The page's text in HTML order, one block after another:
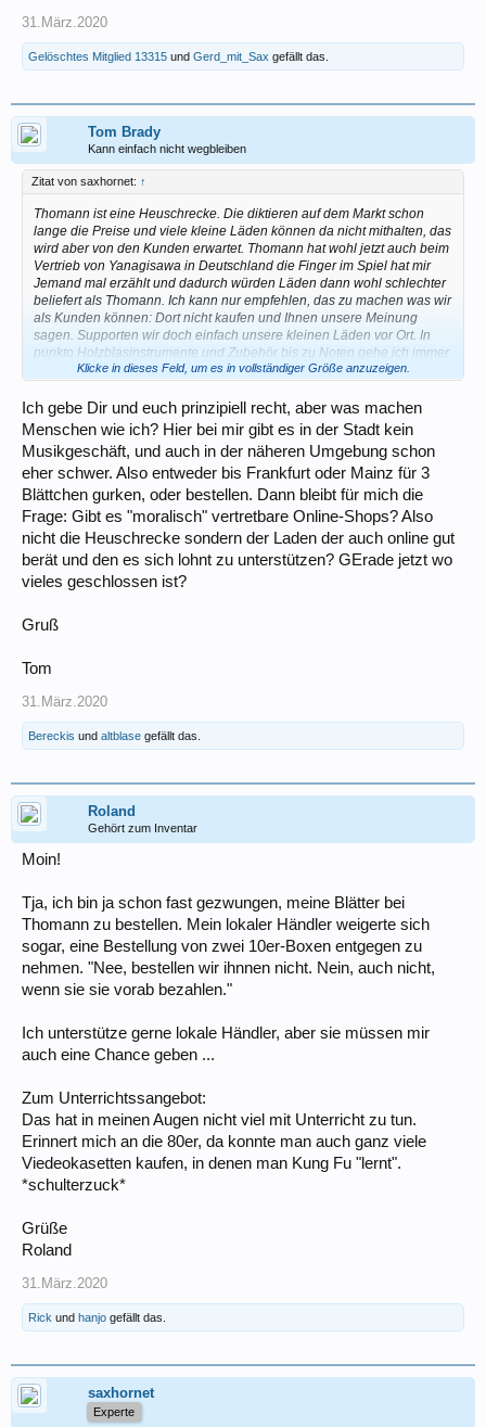
31.März.2020
Gelöschtes Mitglied 13315 und Gerd_mit_Sax gefällt das.
Tom Brady
Kann einfach nicht wegbleiben
Zitat von saxhornet: ↑
Thomann ist eine Heuschrecke. Die diktieren auf dem Markt schon
lange die Preise und viele kleine Läden können da nicht mithalten, das
wird aber von den Kunden erwartet. Thomann hat wohl jetzt auch beim
Vertrieb von Yanagisawa in Deutschland die Finger im Spiel hat mir
Jemand mal erzählt und dadurch würden Läden dann wohl schlechter
beliefert als Thomann. Ich kann nur empfehlen, das zu machen was wir
als Kunden können: Dort nicht kaufen und Ihnen unsere Meinung
sagen. Supporten wir doch einfach unsere kleinen Läden vor Ort. In
punkto Holzblasinstrumente und Zubehör bis zu Noten gehe ich immer
zu meinen 2 Läden hier in Berlin (Holzbläser und Saxophonservice),
steht (kenne die Personen persönlich) und bekomme eine ordentliche
Beratung und Support. Warum sollte bei Thomann der moralische
Kompass besser als bei Adidas hängen?
Klicke in dieses Feld, um es in vollständiger Größe anzuzeigen.
Ich gebe Dir und euch prinzipiell recht, aber was machen
Menschen wie ich? Hier bei mir gibt es in der Stadt kein
Musikgeschäft, und auch in der näheren Umgebung schon
eher schwer. Also entweder bis Frankfurt oder Mainz für 3
Blättchen gurken, oder bestellen. Dann bleibt für mich die
Frage: Gibt es "moralisch" vertretbare Online-Shops? Also
nicht die Heuschrecke sondern der Laden der auch online gut
berät und den es sich lohnt zu unterstützen? GErade jetzt wo
vieles geschlossen ist?
Gruß
Tom
31.März.2020
Bereckis und altblase gefällt das.
Roland
Gehört zum Inventar
Moin!
Tja, ich bin ja schon fast gezwungen, meine Blätter bei
Thomann zu bestellen. Mein lokaler Händler weigerte sich
sogar, eine Bestellung von zwei 10er-Boxen entgegen zu
nehmen. "Nee, bestellen wir ihnnen nicht. Nein, auch nicht,
wenn sie sie vorab bezahlen."
Ich unterstütze gerne lokale Händler, aber sie müssen mir
auch eine Chance geben ...
Zum Unterrichtssangebot:
Das hat in meinen Augen nicht viel mit Unterricht zu tun.
Erinnert mich an die 80er, da konnte man auch ganz viele
Viedeokasetten kaufen, in denen man Kung Fu "lernt".
*schulterzuck*
Grüße
Roland
31.März.2020
Rick und hanjo gefällt das.
saxhornet
Experte